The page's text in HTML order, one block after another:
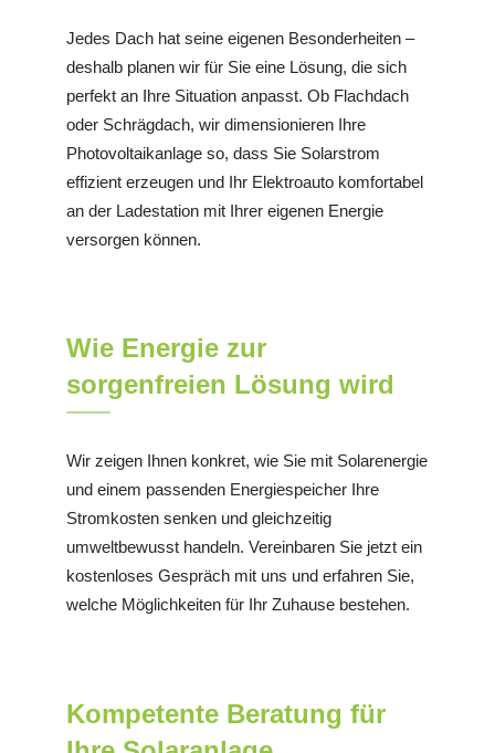
Jedes Dach hat seine eigenen Besonderheiten –
deshalb planen wir für Sie eine Lösung, die sich
perfekt an Ihre Situation anpasst. Ob Flachdach
oder Schrägdach, wir dimensionieren Ihre
Photovoltaikanlage so, dass Sie Solarstrom
effizient erzeugen und Ihr Elektroauto komfortabel
an der Ladestation mit Ihrer eigenen Energie
versorgen können.
Wie Energie zur
sorgenfreien Lösung wird
Wir zeigen Ihnen konkret, wie Sie mit Solarenergie
und einem passenden Energiespeicher Ihre
Stromkosten senken und gleichzeitig
umweltbewusst handeln. Vereinbaren Sie jetzt ein
kostenloses Gespräch mit uns und erfahren Sie,
welche Möglichkeiten für Ihr Zuhause bestehen.
Kompetente Beratung für